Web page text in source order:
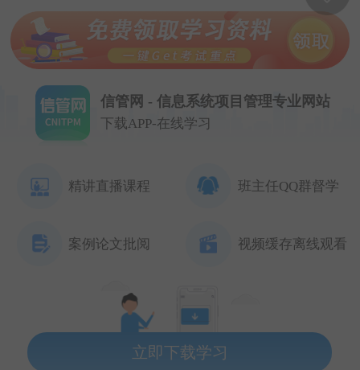
信管网 - 信息系统项目管理专业网站
下载APP-在线学习
精讲直播课程 班主任QQ群督学
案例论文批阅 视频缓存离线观看
立即下载学习